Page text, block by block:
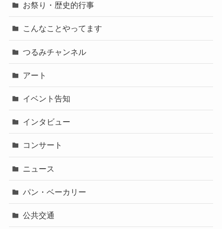
お祭り・歴史的行事
こんなことやってます
つるみチャンネル
アート
イベント告知
インタビュー
コンサート
ニュース
パン・ベーカリー
公共交通